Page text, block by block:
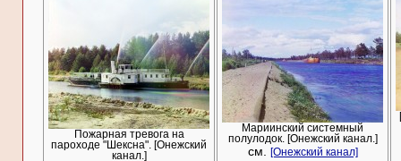
Пожарная тревога на
пароходе "Шексна". [Онежский
канал.]
Мариинский системный
полулодок. [Онежский канал.]
см. [Онежский канал]